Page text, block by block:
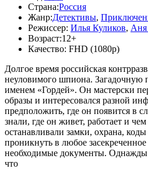
Страна:Россия
Жанр:Детективы,
Режиссер: Илья Куликов,
Возраст:12+
Качество: FHD (1080p)
Долгое время российская
неуловимого шпиона. Загадочную
именем «Гордей». Он мастерски
образы и интересовался разной
предположить, где он появится в
знали, где он живет, работает и
останавливали замки, охрана,
проникнуть в любое
необходимые документы. Однажды
что